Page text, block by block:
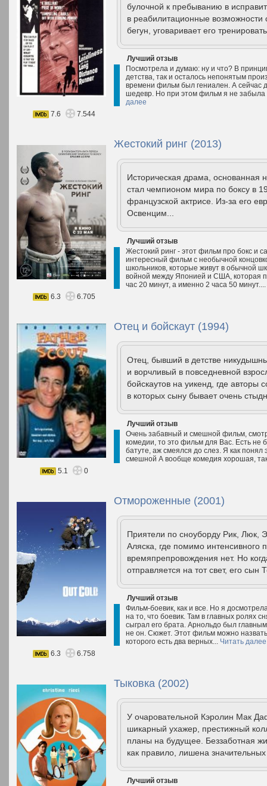
булочной к пребыванию в
в реабилитационные
бегун, уговаривает его
Лучший отзыв
Посмотрела и думаю: ну и что? В
детства, так и осталось непонятым
времени фильм был гениален. А сейчас
шедевр. Но при этом фильм я не забыла
далее
7.6
7.544
Жестокий ринг (2013)
Историческая драма, основанная
стал чемпионом мира по боксу в
французской актрисе. Из-за его
Освенцим...
Лучший отзыв
Жестокий ринг - этот фильм про бокс и
интересный фильм с необычной
школьников, которые живут в обычной
войной между Японией и США, которая
час 20 минут, а именно 2 часа 50 минут....
6.3
6.705
Отец и бойскаут (1994)
Отец, бывший в детстве
и ворчливый в повседневной
бойскаутов на уикенд, где авторы
в которых сыну бывает очень
Лучший отзыв
Очень забавный и смешной фильм,
комедии, то это фильм для Вас. Есть
батуте, аж смеялся до слез. Я как понял
смешной А вообще комедия хорошая,
5.1
0
Отмороженные (2001)
Приятели по сноуборду Рик, Люк,
Аляска, где помимо интенсивного
времяпрепровождения нет. Но
отправляется на тот свет, его
Лучший отзыв
Фильм-боевик, как и все. Но я
на то, что боевик. Там в главных ролях
сыграл его брата. Арнольдо был
не он. Сюжет. Этот фильм можно
которого есть два верных... Читать далее
6.3
6.758
Тыковка (2002)
У очаровательной Кэролин Мак
шикарный ухажер, престижный
планы на будущее. Беззаботная
как правило, лишена
Лучший отзыв